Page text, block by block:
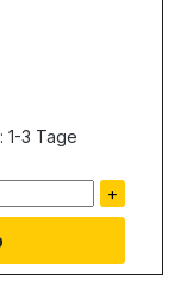
1-3 Tage
+